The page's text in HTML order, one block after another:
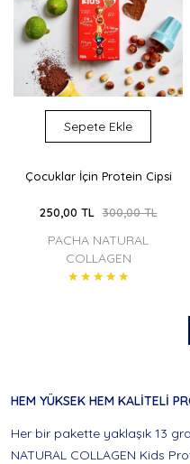
Sepete Ekle
Çocuklar İçin Protein Cipsi
250,00 TL 300,00 TL
PACHA NATURAL
COLLAGEN
HEM YÜKSEK HEM KALİTELİ
Her bir pakette yaklaşık 13
NATURAL COLLAGEN Kids